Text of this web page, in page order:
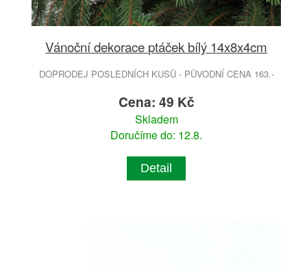
Vánoční dekorace ptáček bílý 14x8x4cm
DOPRODEJ POSLEDNÍCH KUSŮ - PŮVODNÍ CENA 163.-
Cena: 49 Kč
Skladem
Doručíme do: 12.8.
Detail